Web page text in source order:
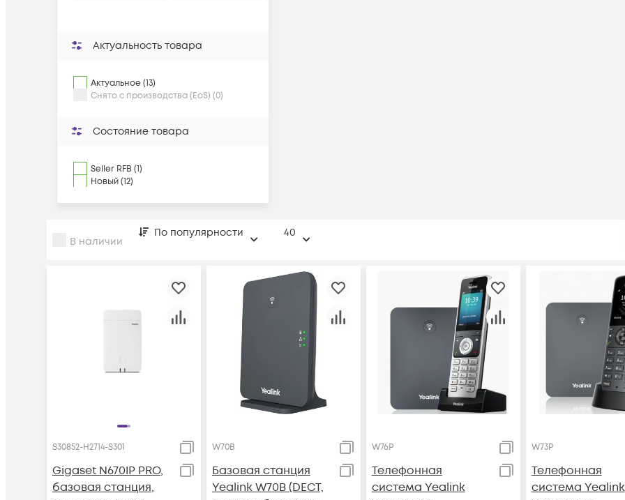
Актуальность товара
Актуальное (13)
Снято с производства (EoS) (0)
Состояние товара
Seller RFB (1)
Новый (12)
В наличии
По популярности 40
S30852-H2714-S301
Gigaset N670IP PRO,
базовая станция,
W70B
Базовая станция
Yealink W70B (DECT,
W76P
Телефонная
система Yealink
W73P
Телефонная
система Yealink